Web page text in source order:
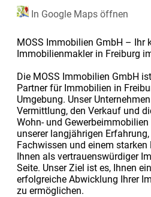
In Google Maps öffnen
MOSS Immobilien GmbH – Ihr
Immobilienmakler in Freiburg
Die MOSS Immobilien GmbH
Partner für Immobilien in
Umgebung. Unser
Vermittlung, den Verkauf und
Wohn- und
unserer langjährigen
Fachwissen und einem starken
Ihnen als vertrauenswürdiger
Seite. Unser Ziel ist es, Ihnen
erfolgreiche Abwicklung Ihrer
zu ermöglichen.